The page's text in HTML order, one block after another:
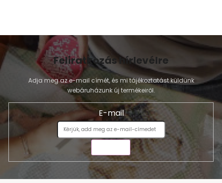
Feliratkozás hírlevélre
Adja meg az e-mail címét, és mi tájékoztatást küldünk
webáruházunk új termékeiről.
E-mail